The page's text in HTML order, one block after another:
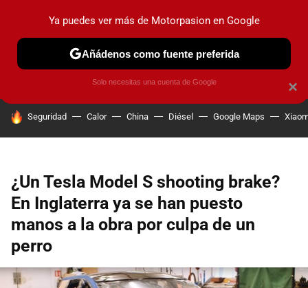
PRUEBAS COCHES ELÉCTRICOS OBSERVATORIO
HOY SE HABLA DE
Seguridad Calor China Diésel Google Maps
¿Un Tesla Model S shooting brake?
En Inglaterra ya se han puesto
manos a la obra por culpa de un
perro
×
Ya puedes ver más de Motorpasion en Google
Añádenos como fuente preferida
Solo necesitas una cuenta de Google